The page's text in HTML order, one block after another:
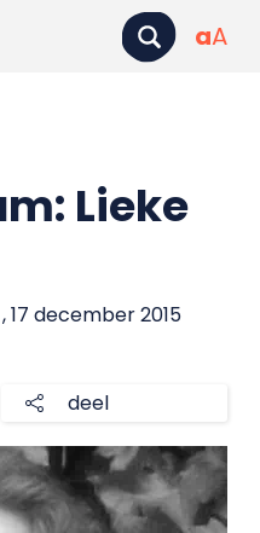
aA
Lieke
, 17 december 2015
deel